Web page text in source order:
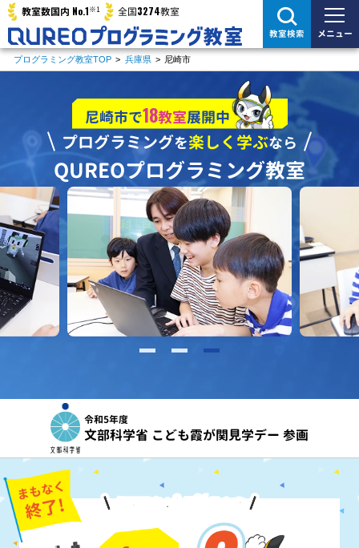
教室数国内 No.1※1 全国3274教室
教室検索 メニュー
プログラミング教室TOP > 兵庫県 > 尼崎市
尼崎市で18教室展開中
プログラミングを楽しく学ぶなら
QUREOプログラミング教室
令和5年度
文部科学省 こども霞が関見学デー 参画
期間限定！8月 31 まで